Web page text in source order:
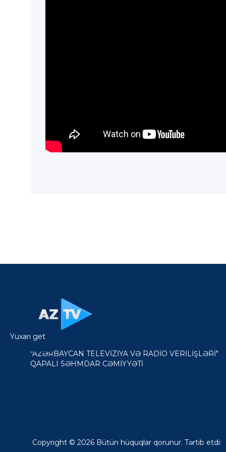
"AZƏRBAYCAN TELEVİZİYA VƏ RADİO VERİLİŞLƏRİ"
QAPALI SƏHMDAR CƏMİYYƏTİ
Copyright © 2026 Bütün hüquqlar qorunur. Tərtib etdi:
Yuxarı get